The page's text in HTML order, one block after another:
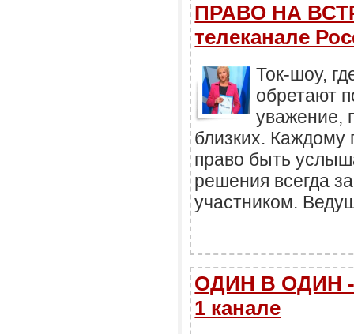
ПРАВО НА
телеканале
Ток-шоу,
обретают
уважение,
близких. Каждому
право быть
решения всегда
участником.
ОДИН В ОДИН -
1 канале